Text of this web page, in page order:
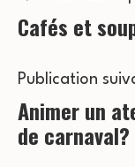
de
l’article
Cafés et
Publication
Animer un
de